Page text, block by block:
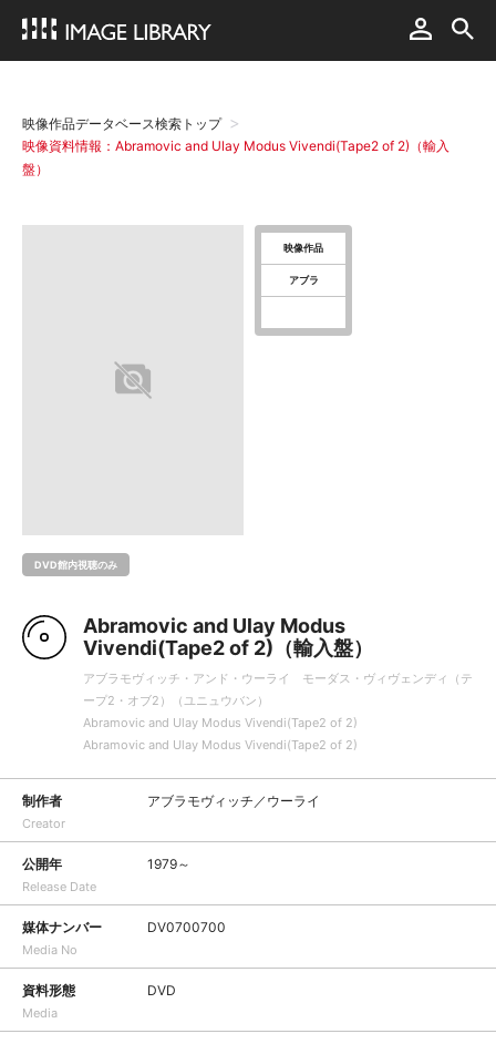
映像作品データベース検索トップ
映像資料情報：Abramovic and Ulay Modus Vivendi(Tape2 of 2)（輸入
盤）
DVD館内視聴のみ
映像作品
アブラ
Abramovic and Ulay Modus
Vivendi(Tape2 of 2)（輸入盤）
アブラモヴィッチ・アンド・ウーライ モーダス・ヴィヴェンディ（テ
ープ2・オブ2）（ユニュウバン）
Abramovic and Ulay Modus Vivendi(Tape2 of 2)
Abramovic and Ulay Modus Vivendi(Tape2 of 2)
制作者
Creator
アブラモヴィッチ／ウーライ
公開年
Release Date
1979～
媒体ナンバー
Media No
DV0700700
資料形態
Media
DVD